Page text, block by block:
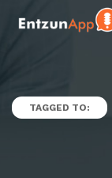
TAGGED TO: